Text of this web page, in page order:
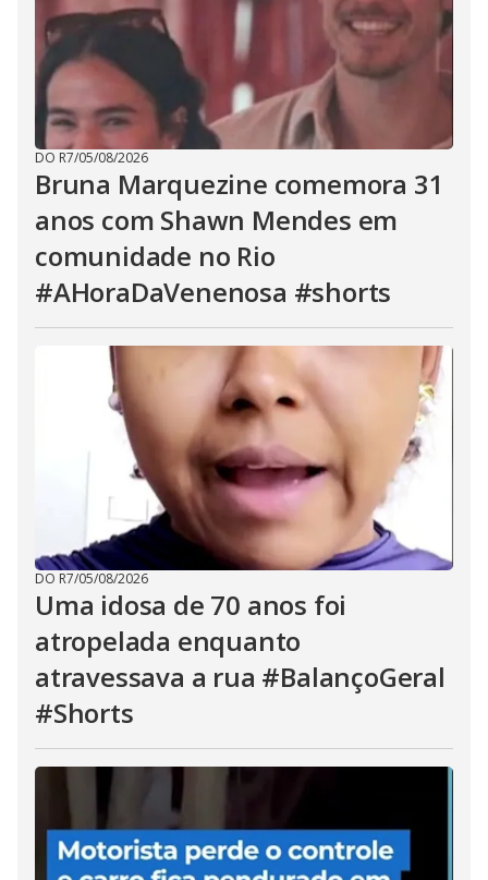
DO R7/05/08/2026
Bruna Marquezine comemora 31
anos com Shawn Mendes em
comunidade no Rio
#AHoraDaVenenosa #shorts
DO R7/05/08/2026
Uma idosa de 70 anos foi
atropelada enquanto
atravessava a rua #BalançoGeral
#Shorts